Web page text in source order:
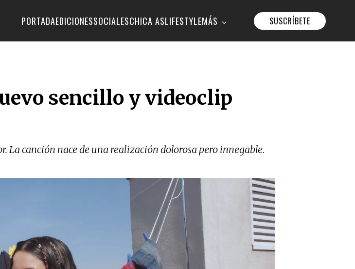
PORTADAEDICIONESSOCIALESCHICA ASLIFESTYLEMÁS SUSCRÍBETE
sencillo y videoclip
canción nace de una realización dolorosa pero innegable.